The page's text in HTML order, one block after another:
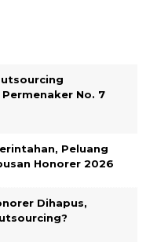
No. 7
Peluang
Honorer 2026
Dihapus,